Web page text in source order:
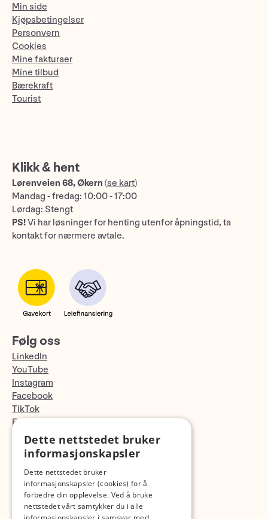
Min side
Kjøpsbetingelser
Personvern
Cookies
Mine fakturaer
Mine tilbud
Bærekraft
Tourist
Klikk & hent
Lørenveien 68, Økern (se kart)
Mandag - fredag: 10:00 - 17:00
Lørdag: Stengt
PS!Vi har løsninger for henting utenfor åpningstid, ta
kontakt for nærmere avtale.
Følg oss
LinkedIn
YouTube
Instagram
Facebook
TikTok
Fotopodden
Med forbehold om skrive- og lagerfeil
Dette nettstedet bruker
informasjonskapsler
Dette nettstedet bruker
informasjonskapsler (cookies) for å
forbedre din opplevelse. Ved å bruke
nettstedet vårt samtykker du i alle